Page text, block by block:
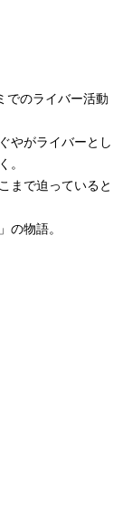
でのライバー活動
やがライバーとし
。
まで迫っていると
の物語。